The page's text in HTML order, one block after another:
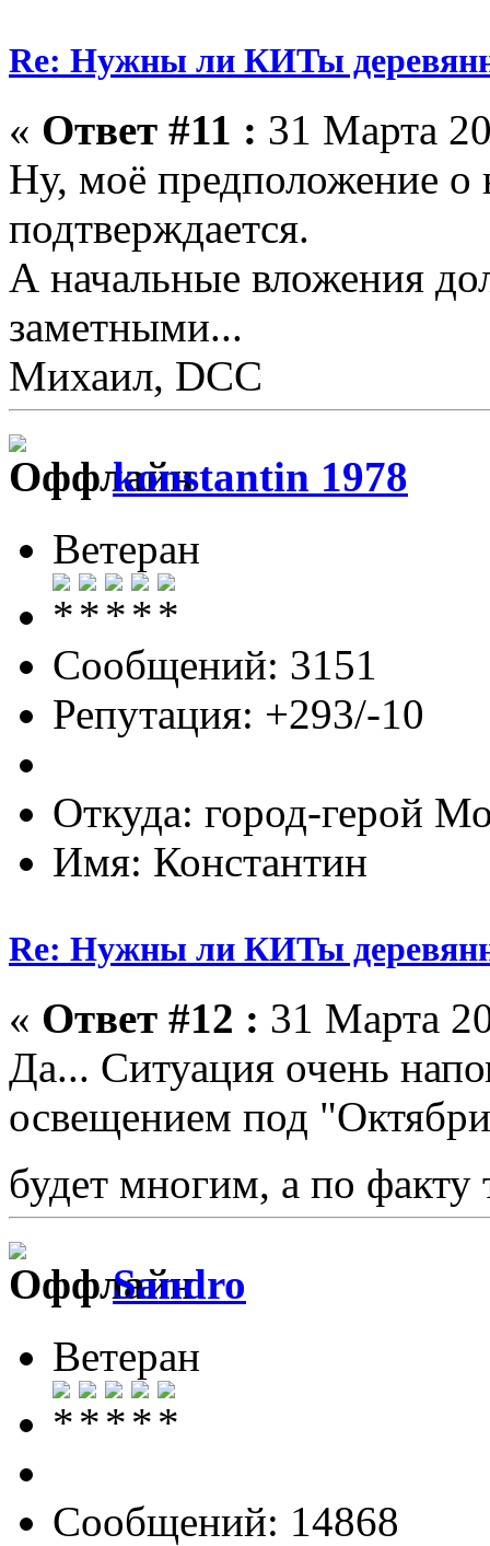
Re: Нужны ли КИТы
« Ответ #11 : 31 Марта
Ну, моё предположение о
подтверждается.
А начальные вложения
заметными...
Михаил, DCC
konstantin 1978
Ветеран
Сообщений: 3151
Репутация: +293/-10
Откуда: город-герой
Имя: Константин
Re: Нужны ли КИТы
« Ответ #12 : 31 Марта
Да... Ситуация очень
освещением под
будет многим, а по
Sandro
Ветеран
Сообщений: 14868